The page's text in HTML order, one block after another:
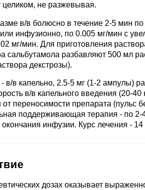
целиком, не разжевывая.
в/в болюсно в течение 2-5 мин по
инфузионно, по 0.005 мг/мин с
мг/мин. Для приготовления
сальбутамола разбавляют 500 мл
декстрозы).
- в/в капельно, 2.5-5 мг (1-2 ампулы)
в/в капельного введения (20-40
от переносимости препарата
поддерживающая терапия - по 2-
инфузии. Курс лечения - 14
дозах оказывает